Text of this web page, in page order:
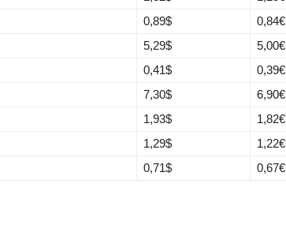
0,89$ 0,84€
5,29$ 5,00€
0,41$ 0,39€
7,30$ 6,90€
1,93$ 1,82€
1,29$ 1,22€
0,71$ 0,67€